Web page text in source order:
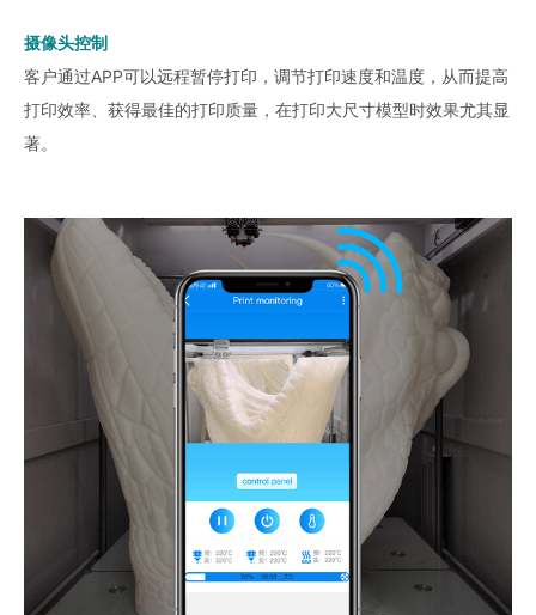
摄像头控制
客户通过APP可以远程暂停打印，调节打印速度和温度，从而提高
打印效率、获得最佳的打印质量，在打印大尺寸模型时效果尤其显
著。